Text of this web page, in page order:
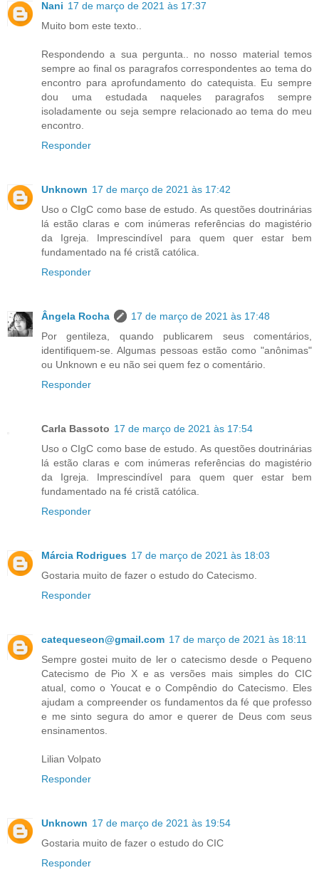
Nani 17 de março de 2021 às 17:37
Muito bom este texto..
Respondendo a sua pergunta.. no nosso material temos
sempre ao final os paragrafos correspondentes ao tema do
encontro para aprofundamento do catequista. Eu sempre
dou uma estudada naqueles paragrafos sempre
isoladamente ou seja sempre relacionado ao tema do meu
encontro.
Responder
Unknown 17 de março de 2021 às 17:42
Uso o CIgC como base de estudo. As questões doutrinárias
lá estão claras e com inúmeras referências do magistério
da Igreja. Imprescindível para quem quer estar bem
fundamentado na fé cristã católica.
Responder
Ângela Rocha
17 de março de 2021 às 17:48
Por gentileza, quando publicarem seus comentários,
identifiquem-se. Algumas pessoas estão como "anônimas"
ou Unknown e eu não sei quem fez o comentário.
Responder
Carla Bassoto 17 de março de 2021 às 17:54
Uso o CIgC como base de estudo. As questões doutrinárias
lá estão claras e com inúmeras referências do magistério
da Igreja. Imprescindível para quem quer estar bem
fundamentado na fé cristã católica.
Responder
Márcia Rodrigues 17 de março de 2021 às 18:03
Gostaria muito de fazer o estudo do Catecismo.
Responder
catequeseon@gmail.com 17 de março de 2021 às 18:11
Sempre gostei muito de ler o catecismo desde o Pequeno
Catecismo de Pio X e as versões mais simples do CIC
atual, como o Youcat e o Compêndio do Catecismo. Eles
ajudam a compreender os fundamentos da fé que professo
e me sinto segura do amor e querer de Deus com seus
ensinamentos.
Lilian Volpato
Responder
Unknown 17 de março de 2021 às 19:54
Gostaria muito de fazer o estudo do CIC
Responder